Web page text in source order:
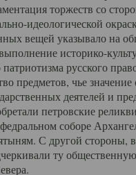
торжеств со
идеологической
вещей указывало на
историко-
русского
предметов, чье значение
деятелей и
петровские
соборе
С другой стороны,
ту